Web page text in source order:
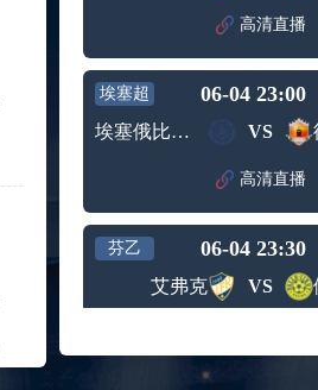
轮
ATP罗马
大师赛
男单第2
轮
标签： 2024年5
月12日
WTA罗
马大师
赛女单
第3轮
托尔莫vs奥斯塔彭科 全场录
标签： 2024年5
WTA罗
赛女单
斯诺克元老斯诺克世锦赛半决赛 伊戈尔-费格雷多vs德拉戈 全场录
标签：
月12日
元老斯
诺克世
锦赛半
决赛
穆纳尔vs诺里 全场录像回放
月12日
ATP罗马
大师赛
男单第2
MSI季中冠军赛胜者组 BLG vs T1 全场录
月12日
冠军赛
KPL春季赛季后赛败者组决赛 重庆狼队 vs 苏州KSG 全场录
高清直播
埃塞超 06-04 23:00
埃塞俄比亚保险 VS
高清直播
芬乙 06-04 23:30
艾弗克 VS